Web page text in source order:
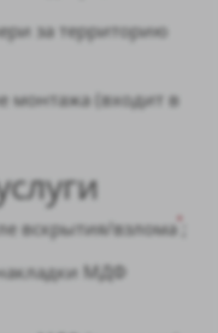
за территорию
монтажа (входит в
вскрытия/взлома
МДФ